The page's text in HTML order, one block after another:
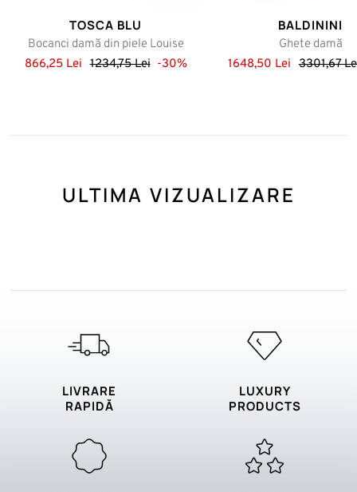
TOSCA BLU
Bocanci damă din piele Louise
866,25 Lei 1234,75 Lei -30%
BALDININI
Ghete damă
1648,50 Lei 3301,67
ULTIMA VIZUALIZARE
LIVRARE
RAPIDĂ
LUXURY
PRODUCTS